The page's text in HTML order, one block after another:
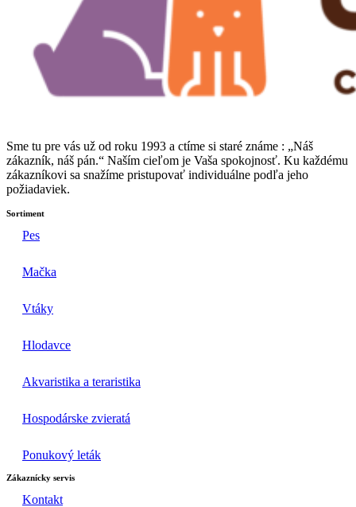
Sme tu pre vás už od roku 1993 a ctíme si staré známe : „Náš
zákazník, náš pán.“ Naším cieľom je Vaša spokojnosť. Ku každému
zákazníkovi sa snažíme pristupovať individuálne podľa jeho
požiadaviek.
Sortiment
Pes
Mačka
Vtáky
Hlodavce
Akvaristika a teraristika
Hospodárske zvieratá
Ponukový leták
Zákaznícky servis
Kontakt